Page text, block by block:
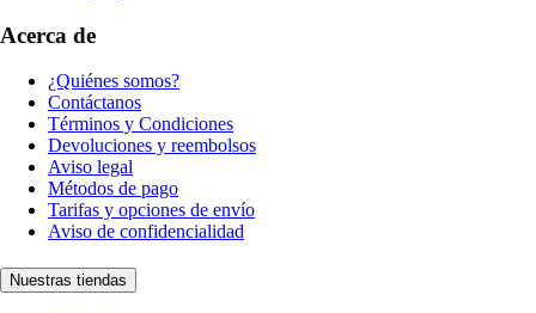
Acerca de
¿Quiénes somos?
Contáctanos
Términos y Condiciones
Devoluciones y reembolsos
Aviso legal
Métodos de pago
Tarifas y opciones de envío
Aviso de confidencialidad
Nuestras tiendas